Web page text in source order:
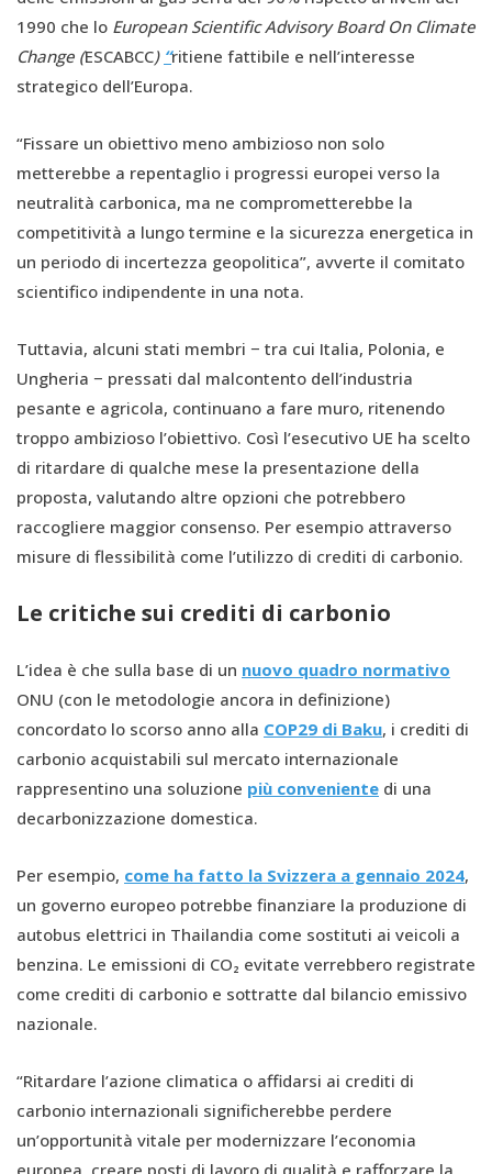
1990 che lo European Scientific Advisory Board On Climate
Change (ESCABCC) “ritiene fattibile e nell’interesse
strategico dell’Europa.
“Fissare un obiettivo meno ambizioso non solo
metterebbe a repentaglio i progressi europei verso la
neutralità carbonica, ma ne comprometterebbe la
competitività a lungo termine e la sicurezza energetica in
un periodo di incertezza geopolitica”, avverte il comitato
scientifico indipendente in una nota.
Tuttavia, alcuni stati membri − tra cui Italia, Polonia, e
Ungheria − pressati dal malcontento dell’industria
pesante e agricola, continuano a fare muro, ritenendo
troppo ambizioso l’obiettivo. Così l’esecutivo UE ha scelto
di ritardare di qualche mese la presentazione della
proposta, valutando altre opzioni che potrebbero
raccogliere maggior consenso. Per esempio attraverso
misure di flessibilità come l’utilizzo di crediti di carbonio.
Le critiche sui crediti di carbonio
L’idea è che sulla base di un nuovo quadro normativo
ONU (con le metodologie ancora in definizione)
concordato lo scorso anno alla COP29 di Baku, i crediti di
carbonio acquistabili sul mercato internazionale
rappresentino una soluzione più conveniente di una
decarbonizzazione domestica.
Per esempio, come ha fatto la Svizzera a gennaio 2024,
un governo europeo potrebbe finanziare la produzione di
autobus elettrici in Thailandia come sostituti ai veicoli a
benzina. Le emissioni di CO₂ evitate verrebbero registrate
come crediti di carbonio e sottratte dal bilancio emissivo
nazionale.
“Ritardare l’azione climatica o affidarsi ai crediti di
carbonio internazionali significherebbe perdere
un’opportunità vitale per modernizzare l’economia
europea, creare posti di lavoro di qualità e rafforzare la